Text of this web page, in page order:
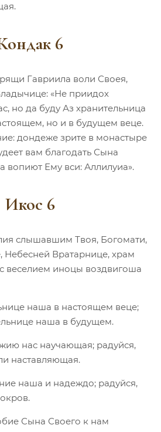
6
Гавриила воли Своея,
«Не приидох
но да буду Аз хранительница
но и в будущем веце.
дондеже зрите в монастыре
вам благодать Сына
вопиют Ему вси: Аллилуиа».
Икос 6
слышавшим Твоя, Богомати,
Небесней Вратарнице, храм
веселием иноцы воздвигоша
наша в настоящем веце;
наша в будущем.
нас научающая; радуйся,
наставляющая.
наша и надеждо; радуйся,
Сына Своего к нам